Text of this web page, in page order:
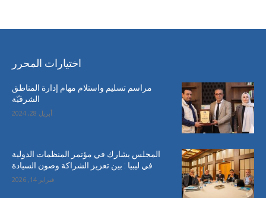
اختيارات المحرر
مراسم تسليم واستلام مهام إدارة المناطق
الشرقيّة
أبريل 28, 2024
المجلس يشارك في مؤتمر المنظمات الدولية
في ليبيا : بين تعزيز الشراكة وصون السيادة
فبراير 14, 2026